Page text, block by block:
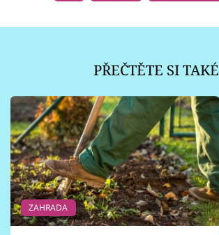
PŘEČTĚTE SI TAKÉ
ZAHRADA